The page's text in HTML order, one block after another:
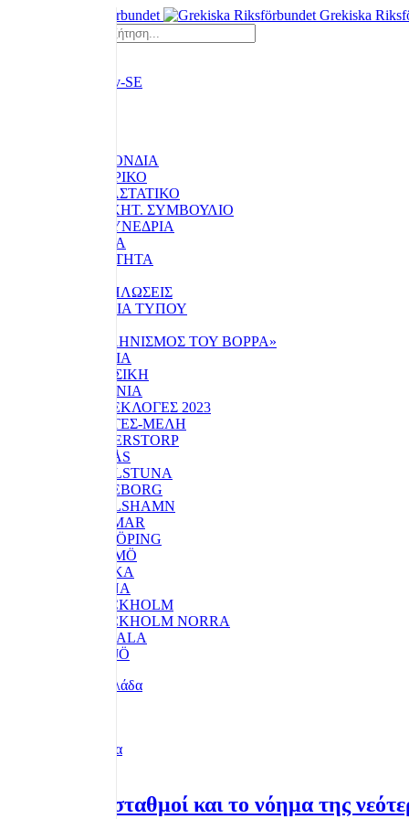
Grekiska
Η ΟΜΟΣΠΟΝΔΙΑ
ΙΣΤΟΡΙΚΟ
ΚΑΤΑΣΤΑΤΙΚΟ
ΔΙΟΙΚΗΤ. ΣΥΜΒΟΥΛΙΟ
ΤΑ ΣΥΝΕΔΡΙΑ
ΥΛΙΚΑ
ΕΠΙΚΑΙΡΟΤΗΤΑ
ΕΚΔΗΛΩΣΕΙΣ
ΔΕΛΤΙΑ ΤΥΠΟΥ
«ΕΛΛΗΝΙΣΜΟΣ ΤΟΥ ΒΟΡΡΑ»
ΒΙΒΛΙΑ
ΜΟΥΣΙΚΗ
ΕΠΙΚΟΙΝΩΝΙΑ
ΕΘΝΙΚΕΣ ΕΚΛΟΓΕΣ 2023
ΚΟΙΝΟΤΗΤΕΣ-ΜΕΛΗ
ANDERSTORP
BORÅS
ESKILSTUNA
GÖTEBORG
KARLSHAMN
KALMAR
LINKÖPING
MALMÖ
NACKA
SOLNA
STOCKHOLM
STOCKHOLM NORRA
UPPSALA
VÄXJÖ
Επικαιρότητα
Οι βασικοί σταθμοί και το νόημα της